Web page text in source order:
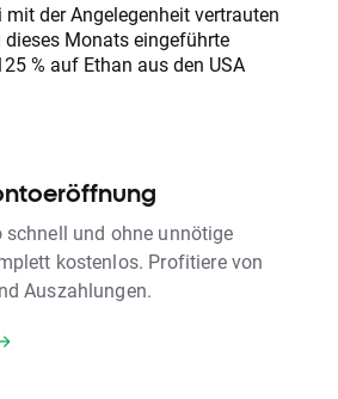
der Angelegenheit vertrauten
Monats eingeführte
% auf Ethan aus den USA
und ohne unnötige
kostenlos. Profitiere von
Auszahlungen.